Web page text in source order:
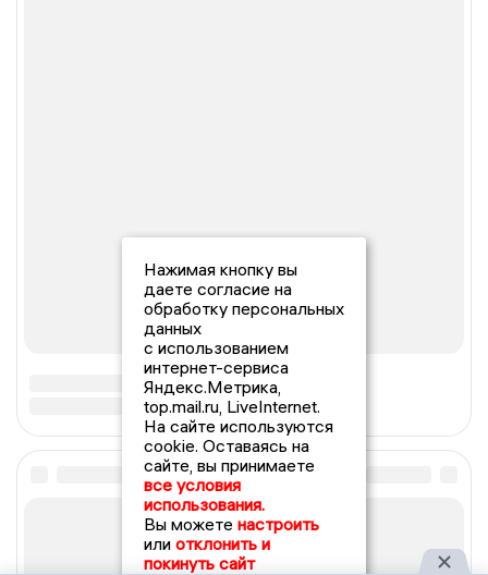
Нажимая кнопку вы
даете согласие на
обработку персональных
данных
с использованием
интернет-сервиса
Яндекс.Метрика,
top.mail.ru, LiveInternet.
На сайте используются
cookie. Оставаясь на
сайте, вы принимаете
все условия
использования.
Вы можете настроить
или отклонить и
покинуть сайт